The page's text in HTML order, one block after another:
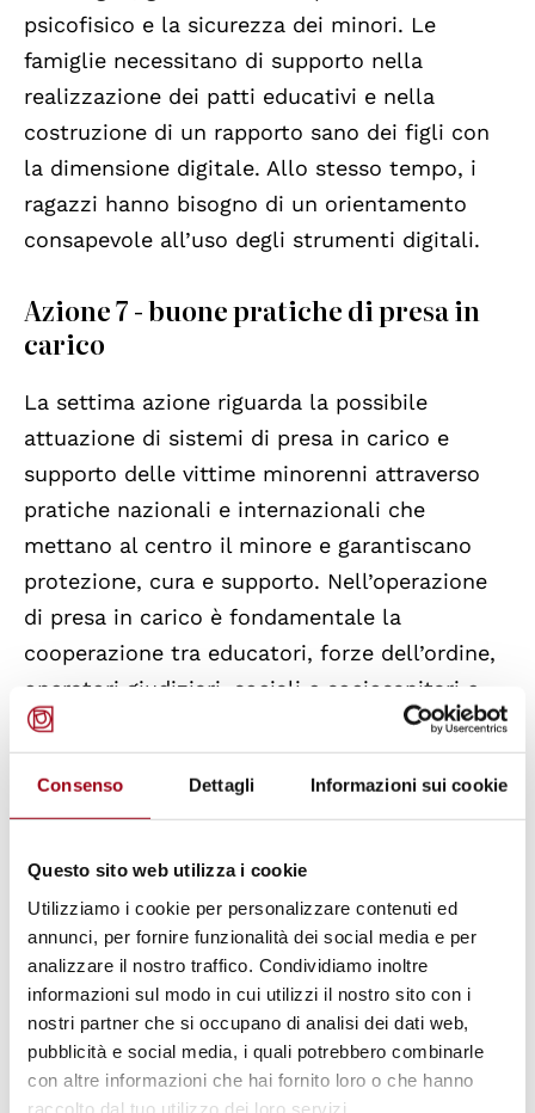
Consenso Dettagli Informazioni sui cookie
Questo sito web utilizza i cookie
Utilizziamo i cookie per personalizzare contenuti ed
annunci, per fornire funzionalità dei social media e per
analizzare il nostro traffico. Condividiamo inoltre
informazioni sul modo in cui utilizzi il nostro sito con i
nostri partner che si occupano di analisi dei dati web,
pubblicità e social media, i quali potrebbero combinarle
con altre informazioni che hai fornito loro o che hanno
raccolto dal tuo utilizzo dei loro servizi.
psicofisico e la sicurezza dei minori. Le
famiglie necessitano di supporto nella
realizzazione dei patti educativi e nella
costruzione di un rapporto sano dei figli con
la dimensione digitale. Allo stesso tempo, i
ragazzi hanno bisogno di un orientamento
consapevole all’uso degli strumenti digitali.
Azione 7 - buone pratiche di presa in
carico
La settima azione riguarda la possibile
attuazione di sistemi di presa in carico e
supporto delle vittime minorenni attraverso
pratiche nazionali e internazionali che
mettano al centro il minore e garantiscano
protezione, cura e supporto. Nell’operazione
di presa in carico è fondamentale la
cooperazione tra educatori, forze dell’ordine,
operatori giudiziari, sociali e sociosanitari e
attori del terzo settore, sia nel breve sia nel
lungo termine. Inoltre, gli interventi
emergenziali devono essere affiancati dallo
dei sistemi locali.
Azione 8 - prevenzione dell’abuso e
cura delle vittime
L’ottava azione si prefigge l’obiettivo di
elaborare linee di orientamento per la
diagnosi e la presa in carico dei minori vittime